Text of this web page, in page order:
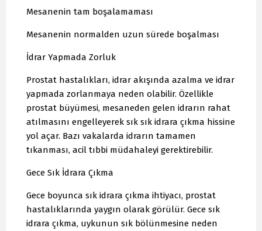
Mesanenin tam boşalamaması
Mesanenin normalden uzun sürede boşalması
İdrar Yapmada Zorluk
Prostat hastalıkları, idrar akışında azalma ve idrar
yapmada zorlanmaya neden olabilir. Özellikle
prostat büyümesi, mesaneden gelen idrarın rahat
atılmasını engelleyerek sık sık idrara çıkma hissine
yol açar. Bazı vakalarda idrarın tamamen
tıkanması, acil tıbbi müdahaleyi gerektirebilir.
Gece Sık İdrara Çıkma
Gece boyunca sık idrara çıkma ihtiyacı, prostat
hastalıklarında yaygın olarak görülür. Gece sık
idrara çıkma, uykunun sık bölünmesine neden